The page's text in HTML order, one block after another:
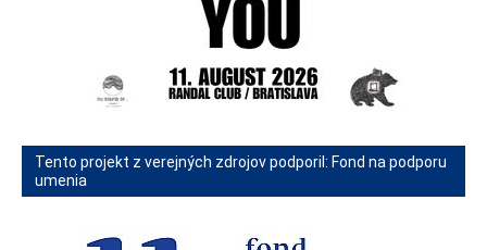
Tento projekt z verejných zdrojov podporil: Fond na podporu
umenia